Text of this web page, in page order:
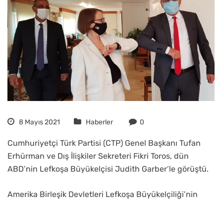
8 Mayıs 2021 Haberler 0
Cumhuriyetçi Türk Partisi (CTP) Genel Başkanı Tufan
Erhürman ve Dış İlişkiler Sekreteri Fikri Toros, dün
ABD’nin Lefkoşa Büyükelçisi Judith Garber’le görüştü.
Amerika Birleşik Devletleri Lefkoşa Büyükelçiliği’nin